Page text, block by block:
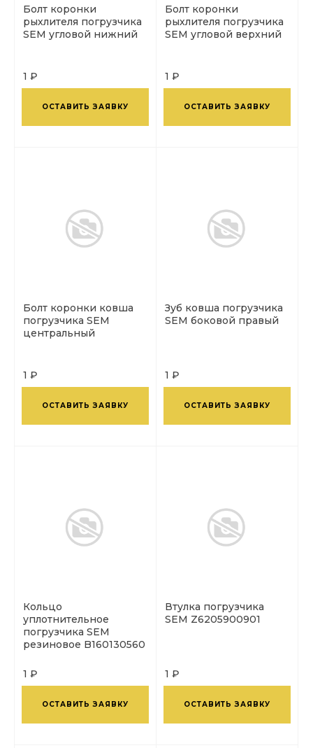
Болт коронки
рыхлителя погрузчика
SEM угловой нижний
1 ₽
ОСТАВИТЬ ЗАЯВКУ
Болт коронки
рыхлителя погрузчика
SEM угловой верхний
1 ₽
ОСТАВИТЬ ЗАЯВКУ
Болт коронки ковша
погрузчика SEM
центральный
1 ₽
ОСТАВИТЬ ЗАЯВКУ
Зуб ковша погрузчика
SEM боковой правый
1 ₽
ОСТАВИТЬ ЗАЯВКУ
Кольцо
уплотнительное
погрузчика SEM
резиновое B160130560
1 ₽
ОСТАВИТЬ ЗАЯВКУ
Втулка погрузчика
SEM Z6205900901
1 ₽
ОСТАВИТЬ ЗАЯВКУ